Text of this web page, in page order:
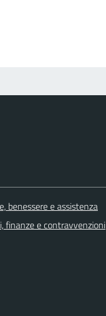
benessere e assistenza
finanze e contravvenzioni